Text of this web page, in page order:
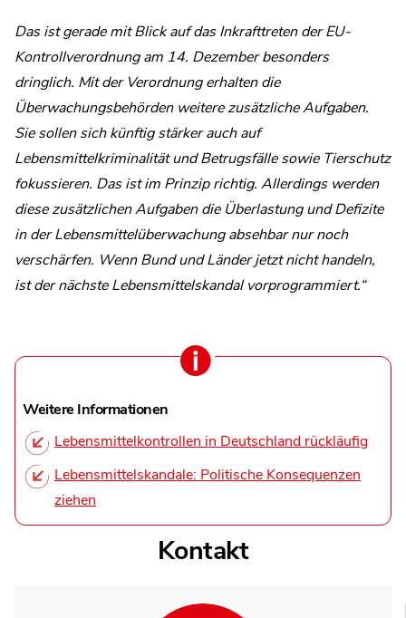
Das ist gerade mit Blick auf das Inkrafttreten der EU-
Kontrollverordnung am 14. Dezember besonders
dringlich. Mit der Verordnung erhalten die
Überwachungsbehörden weitere zusätzliche Aufgaben.
Sie sollen sich künftig stärker auch auf
Lebensmittelkriminalität und Betrugsfälle sowie Tierschutz
fokussieren. Das ist im Prinzip richtig. Allerdings werden
diese zusätzlichen Aufgaben die Überlastung und Defizite
in der Lebensmittelüberwachung absehbar nur noch
verschärfen. Wenn Bund und Länder jetzt nicht handeln,
ist der nächste Lebensmittelskandal vorprogrammiert.“
Weitere Informationen
Lebensmittelkontrollen in Deutschland rückläufig
Lebensmittelskandale: Politische Konsequenzen
ziehen
Kontakt